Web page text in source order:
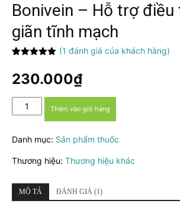
Bonivein – Hỗ trợ điều
giãn tĩnh mạch
dựa trên
đánh giá
(1 đánh giá của khách hàng)
230.000₫
Bonivein
-
trợ
trị
giãn
tĩnh
Thêm vào giỏ hàng
Danh mục: Sản phẩm thuốc
Thương hiệu: Thương hiệu khác
MÔ TẢ ĐÁNH GIÁ (1)